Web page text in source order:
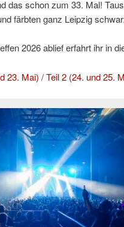
das schon zum 33. Mal!
färbten ganz Leipzig
2026 ablief erfahrt ihr in
23. Mai) /Teil 2 (24. und 25.